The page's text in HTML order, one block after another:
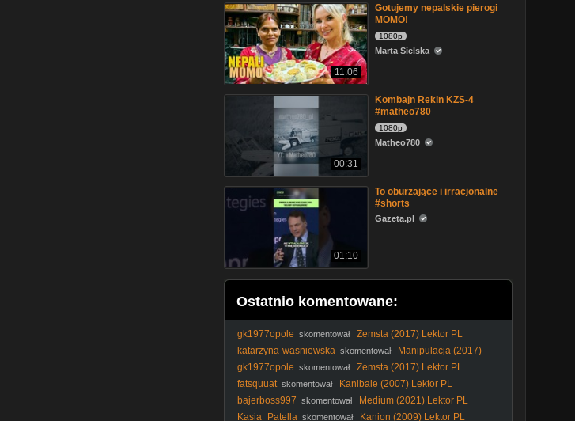
11:06
Gotujemy nepalskie pierogi
MOMO!
1080p
Marta Sielska
00:31
Kombajn Rekin KZS-4
#matheo780
1080p
Matheo780
01:10
To oburzające i irracjonalne
#shorts
Gazeta.pl
Ostatnio komentowane:
gk1977opole skomentował
Zemsta (2017) Lektor PL
katarzyna-wasniewska skomentował
Manipulacja (2017)
Lektor PL
gk1977opole skomentował
Zemsta (2017) Lektor PL
fatsquuat skomentował
Kanibale (2007) Lektor PL
bajerboss997 skomentował
Medium (2021) Lektor PL
Kasia_Patella skomentował
Kanion (2009) Lektor PL